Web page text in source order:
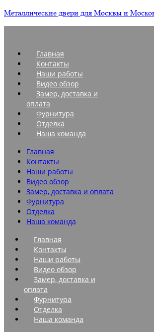
Металлические двери для Москвы и
Главная
Контакты
Наши работы
Видео обзор
Замер, доставка и
оплата
Фурнитура
Отделка
Наша команда
Главная
Контакты
Наши работы
Видео обзор
Замер, доставка и оплата
Фурнитура
Отделка
Наша команда
Главная
Контакты
Наши работы
Видео обзор
Замер, доставка и
оплата
Фурнитура
Отделка
Наша команда